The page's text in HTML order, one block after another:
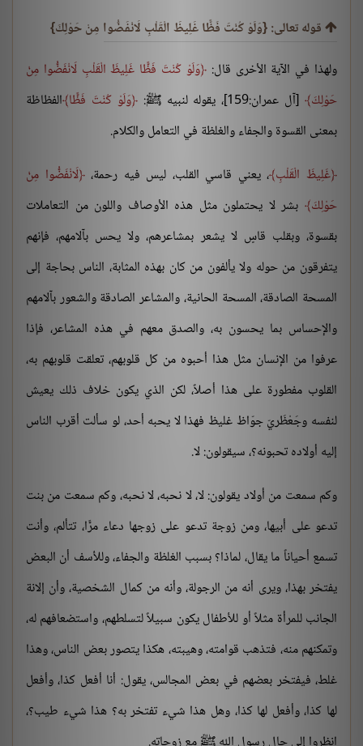
قوله تعالى: {وَلَوْ كُنْتَ فَظًّا غَلِيظَ الْقَلْبِ لَانْفَضُّوا مِنْ حَوْلِكَ}
ولهذا في الآية الأخرى قال: وَلَوْ كُنْتَ فَظًّا غَلِيظَ الْقَلْبِ لَانْفَضُّوا مِنْ
حَوْلِكَ [آل عمران:159]، يقوله لنبيه ﷺ: وَلَوْ كُنْتَ فَظًّا الفظاظة
بمعنى القسوة والجفاء والغلظة في التعامل والكلام.
غَلِيظَ الْقَلْبِ ، يعني قاسي القلب، ليس فيه رحمة، لَانْفَضُّوا مِنْ
حَوْلِكَ
بشر لا يحتملون مثل هذه الأوصاف واللون من التعاملات
بقسوة، وبقلب قاسٍ لا يشعر بمشاعرهم، ولا يحس بآلامهم، فإنهم
يتفرقون من حوله ولا يألفون من كان بهذه المثابة، الناس بحاجة إلى
المسحة الصادقة، المسحة الحانية، والمشاعر الصادقة والشعور بآلامهم
والإحساس بما يحسون به، والصدق معهم في هذه المشاعر، فإذا
عرفوا من الإنسان مثل هذا أحبوه من كل قلوبهم، تعلقت قلوبهم به،
القلوب مفطورة على هذا أصلاً، لكن الذي يكون خلاف ذلك يعيش
لنفسه وجَعْظَريّ جوّاظ غليظ فهذا لا يحبه أحد، لو سألت أقرب الناس
إليه أولاده تحبونه؟، سيقولون: لا.
وكم سمعت من أولاد يقولون: لا، لا نحبه، لا نحبه، وكم سمعت من بنت
تدعو على أبيها، ومن زوجة تدعو على زوجها دعاء مرًّا، تتألم، وأنت
تسمع أحياناً ما يقال، لماذا؟ بسبب الغلظة والجفاء، وللأسف أن البعض
يفتخر بهذا، ويرى أنه من الرجولة، وأنه من كمال الشخصية، وأن إلانة
الجانب للمرأة مثلاً أو للأطفال يكون سبيلاً لتسلطهم، واستضعافهم له،
وتمكنهم منه، فتذهب قوامته، وهيبته، هكذا يتصور بعض الناس، وهذا
غلط، فيفتخر بعضهم في بعض المجالس، يقول: أنا أفعل كذا، وأفعل
لها كذا، وأفعل لها كذا، وهل هذا شيء تفتخر به؟ هذا شيء طيب؟،